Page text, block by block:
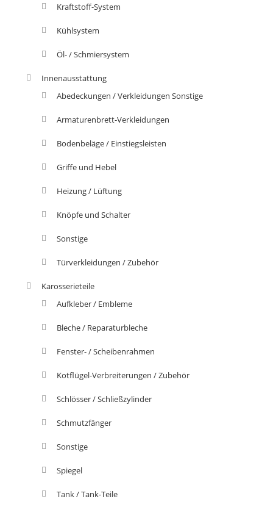
Kraftstoff-System
Kühlsystem
Öl- / Schmiersystem
Innenausstattung
Abedeckungen / Verkleidungen Sonstige
Armaturenbrett-Verkleidungen
Bodenbeläge / Einstiegsleisten
Griffe und Hebel
Heizung / Lüftung
Knöpfe und Schalter
Sonstige
Türverkleidungen / Zubehör
Karosserieteile
Aufkleber / Embleme
Bleche / Reparaturbleche
Fenster- / Scheibenrahmen
Kotflügel-Verbreiterungen / Zubehör
Schlösser / Schließzylinder
Schmutzfänger
Sonstige
Spiegel
Tank / Tank-Teile